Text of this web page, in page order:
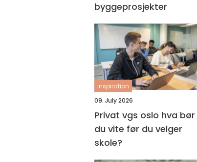
byggeprosjekter
inspiration
09. July 2026
Privat vgs oslo hva bør
du vite før du velger
skole?